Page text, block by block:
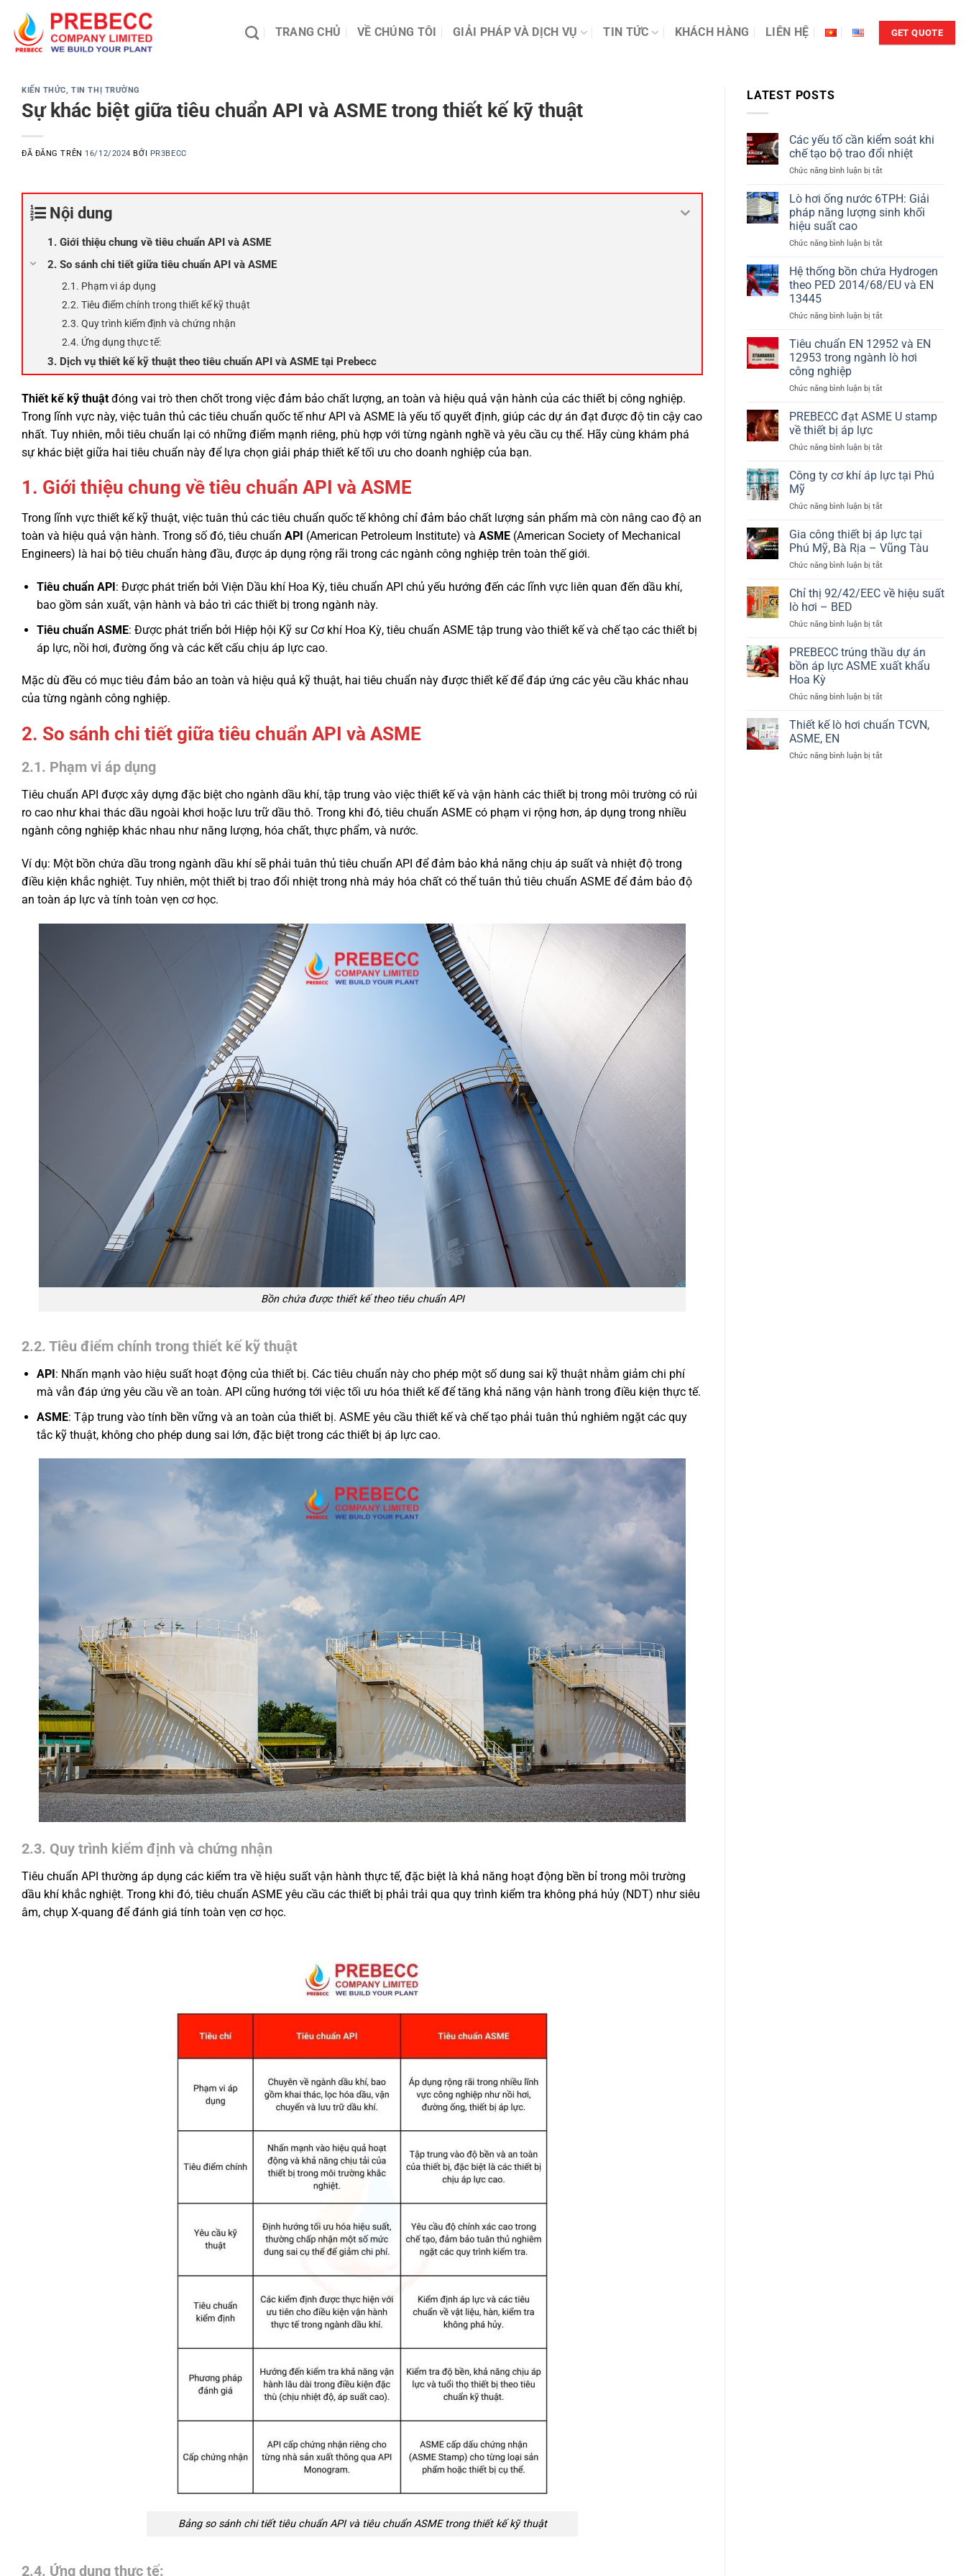
đến
TRANG CHỦ VỀ CHÚNG TÔI GIẢI PHÁP VÀ DỊCH VỤ TIN TỨC KHÁCH HÀNG LIÊN HỆ GET QUOTE
KIẾN THỨC,TIN THỊ TRƯỜNG
Sự khác biệt giữa tiêu chuẩn API và ASME trong thiết kế kỹ thuật
ĐÃ ĐĂNG TRÊN 16/12/2024 BỞI PR3BECC
Nội dung
1. Giới thiệu chung về tiêu chuẩn API và ASME
2. So sánh chi tiết giữa tiêu chuẩn API và ASME
2.1. Phạm vi áp dụng
2.2. Tiêu điểm chính trong thiết kế kỹ thuật
2.3. Quy trình kiểm định và chứng nhận
2.4. Ứng dụng thực tế:
3. Dịch vụ thiết kế kỹ thuật theo tiêu chuẩn API và ASME tại Prebecc
Thiết kế kỹ thuật đóng vai trò then chốt trong việc đảm bảo chất lượng, an toàn và hiệu quả vận hành của các thiết bị công nghiệp.
Trong lĩnh vực này, việc tuân thủ các tiêu chuẩn quốc tế như API và ASME là yếu tố quyết định, giúp các dự án đạt được độ tin cậy cao
nhất. Tuy nhiên, mỗi tiêu chuẩn lại có những điểm mạnh riêng, phù hợp với từng ngành nghề và yêu cầu cụ thể. Hãy cùng khám phá
sự khác biệt giữa hai tiêu chuẩn này để lựa chọn giải pháp thiết kế tối ưu cho doanh nghiệp của bạn.
1. Giới thiệu chung về tiêu chuẩn API và ASME
Trong lĩnh vực thiết kế kỹ thuật, việc tuân thủ các tiêu chuẩn quốc tế không chỉ đảm bảo chất lượng sản phẩm mà còn nâng cao độ an
toàn và hiệu quả vận hành. Trong số đó, tiêu chuẩn API (American Petroleum Institute) và ASME (American Society of Mechanical
Engineers) là hai bộ tiêu chuẩn hàng đầu, được áp dụng rộng rãi trong các ngành công nghiệp trên toàn thế giới.
Tiêu chuẩn API: Được phát triển bởi Viện Dầu khí Hoa Kỳ, tiêu chuẩn API chủ yếu hướng đến các lĩnh vực liên quan đến dầu khí,
bao gồm sản xuất, vận hành và bảo trì các thiết bị trong ngành này.
Tiêu chuẩn ASME: Được phát triển bởi Hiệp hội Kỹ sư Cơ khí Hoa Kỳ, tiêu chuẩn ASME tập trung vào thiết kế và chế tạo các thiết bị
áp lực, nồi hơi, đường ống và các kết cấu chịu áp lực cao.
Mặc dù đều có mục tiêu đảm bảo an toàn và hiệu quả kỹ thuật, hai tiêu chuẩn này được thiết kế để đáp ứng các yêu cầu khác nhau
của từng ngành công nghiệp.
2. So sánh chi tiết giữa tiêu chuẩn API và ASME
2.1. Phạm vi áp dụng
Tiêu chuẩn API được xây dựng đặc biệt cho ngành dầu khí, tập trung vào việc thiết kế và vận hành các thiết bị trong môi trường có rủi
ro cao như khai thác dầu ngoài khơi hoặc lưu trữ dầu thô. Trong khi đó, tiêu chuẩn ASME có phạm vi rộng hơn, áp dụng trong nhiều
ngành công nghiệp khác nhau như năng lượng, hóa chất, thực phẩm, và nước.
Ví dụ: Một bồn chứa dầu trong ngành dầu khí sẽ phải tuân thủ tiêu chuẩn API để đảm bảo khả năng chịu áp suất và nhiệt độ trong
điều kiện khắc nghiệt. Tuy nhiên, một thiết bị trao đổi nhiệt trong nhà máy hóa chất có thể tuân thủ tiêu chuẩn ASME để đảm bảo độ
an toàn áp lực và tính toàn vẹn cơ học.
Bồn chứa được thiết kế theo tiêu chuẩn API
2.2. Tiêu điểm chính trong thiết kế kỹ thuật
API: Nhấn mạnh vào hiệu suất hoạt động của thiết bị. Các tiêu chuẩn này cho phép một số dung sai kỹ thuật nhằm giảm chi phí
mà vẫn đáp ứng yêu cầu về an toàn. API cũng hướng tới việc tối ưu hóa thiết kế để tăng khả năng vận hành trong điều kiện thực tế.
ASME: Tập trung vào tính bền vững và an toàn của thiết bị. ASME yêu cầu thiết kế và chế tạo phải tuân thủ nghiêm ngặt các quy
tắc kỹ thuật, không cho phép dung sai lớn, đặc biệt trong các thiết bị áp lực cao.
2.3. Quy trình kiểm định và chứng nhận
Tiêu chuẩn API thường áp dụng các kiểm tra về hiệu suất vận hành thực tế, đặc biệt là khả năng hoạt động bền bỉ trong môi trường
dầu khí khắc nghiệt. Trong khi đó, tiêu chuẩn ASME yêu cầu các thiết bị phải trải qua quy trình kiểm tra không phá hủy (NDT) như siêu
âm, chụp X-quang để đánh giá tính toàn vẹn cơ học.
Bảng so sánh chi tiết tiêu chuẩn API và tiêu chuẩn ASME trong thiết kế kỹ thuật
2.4. Ứng dụng thực tế:
LATEST POSTS
Các yếu tố cần kiểm soát khi
chế tạo bộ trao đổi nhiệt
Chức năng bình luận bị tắtở
yếu
tố
cần
soát
chế
tạo
bộ
đổi
Lò hơi ống nước 6TPH: Giải
pháp năng lượng sinh khối
hiệu suất cao
Chức năng bình luận bị tắtở
hơi
ống
nước
Giải
năng
lượng
sinh
hiệu
cao
Hệ thống bồn chứa Hydrogen
theo PED 2014/68/EU và EN
13445
Chức năng bình luận bị tắtở
thống
bồn
chứa
theo
2014/68/EU
13445
Tiêu chuẩn EN 12952 và EN
12953 trong ngành lò hơi
công nghiệp
Chức năng bình luận bị tắtở
chuẩn
và
12953
lò
công
nghiệp
PREBECC đạt ASME U stamp
về thiết bị áp lực
Chức năng bình luận bị tắtở
đạt
ASME
stamp
thiết
bị
lực
Công ty cơ khí áp lực tại Phú
Mỹ
Chức năng bình luận bị tắtở
cơ
khí
áp
tại
Gia công thiết bị áp lực tại
Phú Mỹ, Bà Rịa – Vũng Tàu
Chức năng bình luận bị tắtở
công
áp
tại
Phú
Rịa
Vũng
Chỉ thị 92/42/EEC về hiệu suất
lò hơi – BED
Chức năng bình luận bị tắtở
thị
92/42/EEC
về
suất
hơi
PREBECC trúng thầu dự án
bồn áp lực ASME xuất khẩu
Hoa Kỳ
Chức năng bình luận bị tắtở
trúng
án
Thiết kế lò hơi chuẩn TCVN,
ASME, EN
Chức năng bình luận bị tắtở